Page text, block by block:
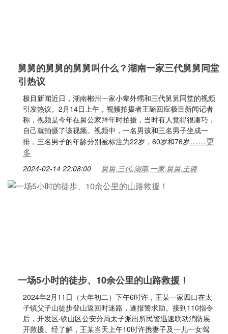
舅舅的舅舅的舅舅叫什么？湖南一家三代舅舅同堂
引热议
极目新闻近日，湖南郴州一家小辈外甥和三代舅舅同堂的视频
引发热议。2月14日上午，视频拍摄者王璐回应极目新闻记者
称，视频是今年在舅公家拜年时拍摄，当时有人觉得很凑巧，
自己就拍摄了该视频。视频中，一名男孩和三名男子坐成一
排，三名男子的年龄分别被标注为22岁，60岁和76岁……更
多
2024-02-14 22:08:00 舅舅,三代,湖南,一家,舅舅,王璐
一场5小时的徒步、10余公里的山路救援！
2024年2月11日（大年初二）下午6时许，王某一家四口在太
子镇父子山徒步登山返回时迷路，遂报警求助。接到110指令
后，开发区·铁山区公安分局太子派出所民警迅速联动消防展
开救援。经了解，王某当天上午10时许携妻子及一儿一女驾